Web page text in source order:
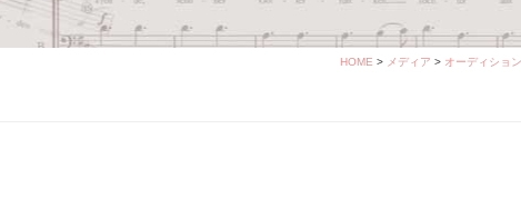
HOME > メディア > オーディショ